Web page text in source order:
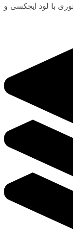
با لود ایجکسی و